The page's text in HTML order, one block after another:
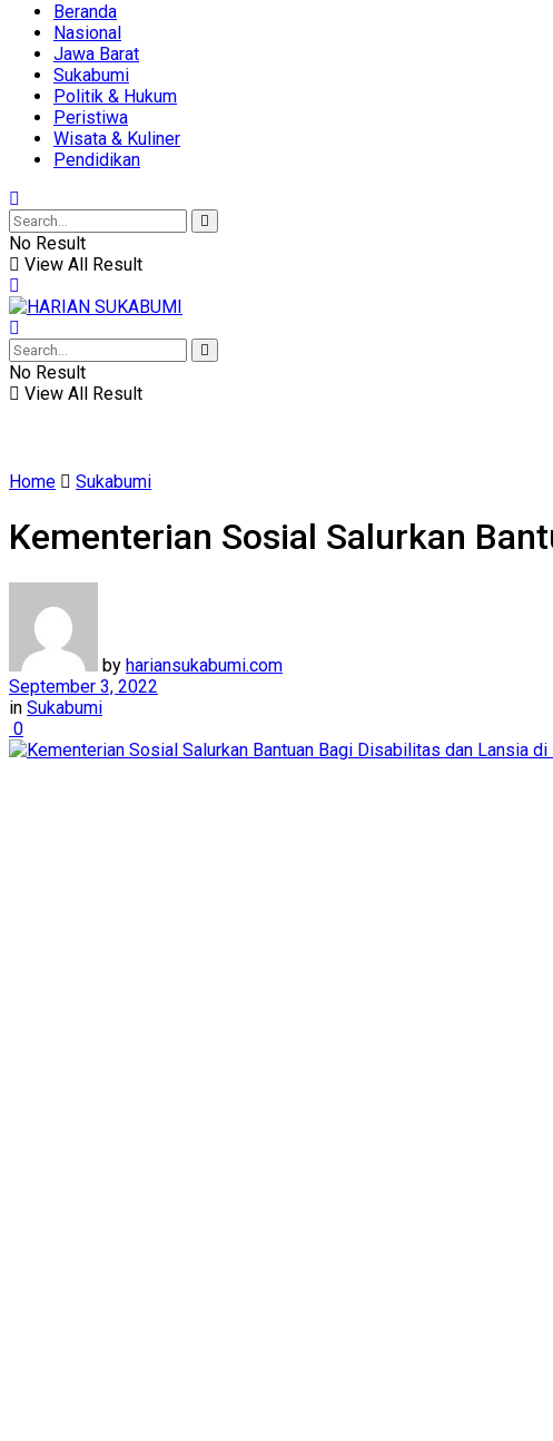
Beranda
Nasional
Jawa Barat
Sukabumi
Politik & Hukum
Peristiwa
Wisata & Kuliner
Pendidikan
No Result
View All Result
No Result
View All Result
Home Sukabumi
Kementerian Sosial Salurkan
by hariansukabumi.com
September 3, 2022
in Sukabumi
0